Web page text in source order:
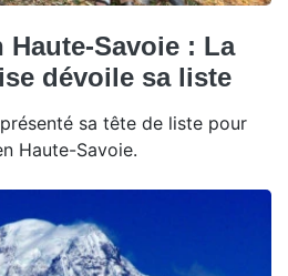
Haute-Savoie : La
dévoile sa liste
sa tête de liste pour
Haute-Savoie.